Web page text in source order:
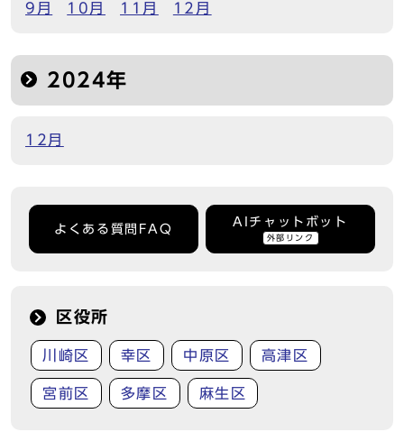
9月
10月 11月 12月
2024年
12月
よくある質問FAQ
AIチャットボット
外部リンク
区役所
川崎区 幸区 中原区 高津区
宮前区 多摩区 麻生区